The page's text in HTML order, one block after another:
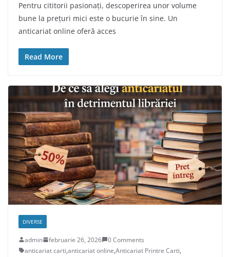
Pentru cititorii pasionați, descoperirea unor volume
bune la prețuri mici este o bucurie în sine. Un
anticariat online oferă acces
Read More
DIVERSE
admin februarie 26, 2026
0 Comments
anticariat carti,anticariat online,Anticariat Printre Carti,